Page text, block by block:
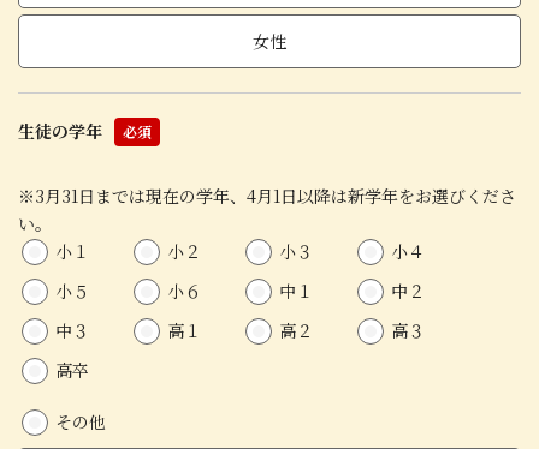
女性
生徒の学年 必須
※3月31日までは現在の学年、4月1日以降は新学年をお選びくださ
い。
小１
小２ 小３
小４
小５
小６ 中１
中２
中３
高１ 高２
高３
高卒
その他